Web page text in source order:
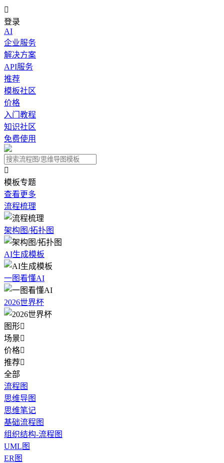

登录
AI
企业服务
解决方案
API服务
推荐
模板社区
价格
入门教程
知识社区
免费使用

模板专题
查看更多
流程梳理
架构图/拓扑图
AI生成模板
一图看懂AI
2026世界杯
图形
场景
价格
推荐
全部
流程图
思维导图
思维笔记
基础流程图
组织结构-流程图
UML图
ER图